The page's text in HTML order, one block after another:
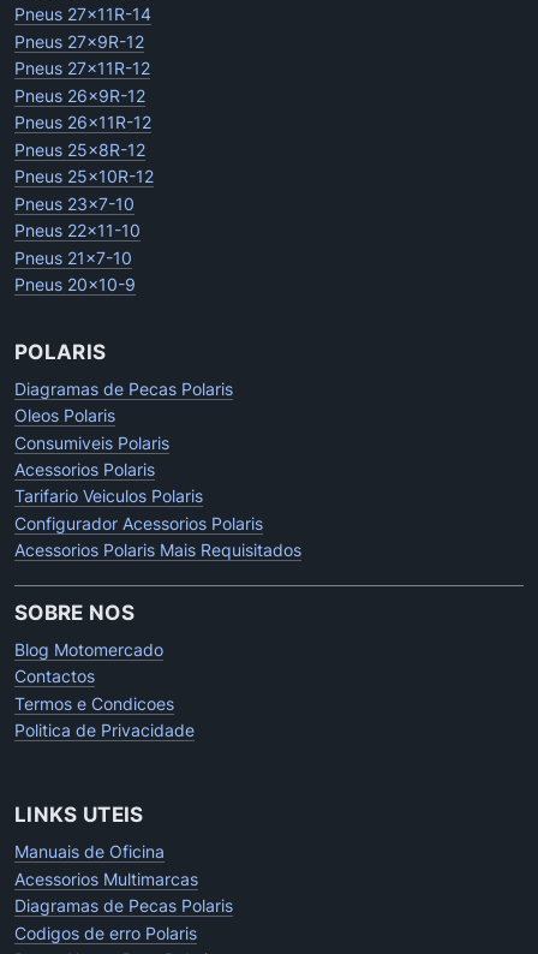
Pneus 27x11R-14
Pneus 27x9R-12
Pneus 27x11R-12
Pneus 26x9R-12
Pneus 26x11R-12
Pneus 25x8R-12
Pneus 25x10R-12
Pneus 23x7-10
Pneus 22x11-10
Pneus 21x7-10
Pneus 20x10-9
POLARIS
Diagramas de Pecas Polaris
Oleos Polaris
Consumiveis Polaris
Acessorios Polaris
Tarifario Veiculos Polaris
Configurador Acessorios Polaris
Acessorios Polaris Mais Requisitados
SOBRE NOS
Blog Motomercado
Contactos
Termos e Condicoes
Politica de Privacidade
LINKS UTEIS
Manuais de Oficina
Acessorios Multimarcas
Diagramas de Pecas Polaris
Codigos de erro Polaris